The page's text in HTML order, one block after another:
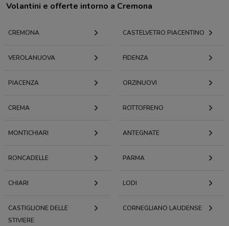
Volantini e offerte intorno a Cremona
CREMONA CASTELVETRO PIACENTINO
VEROLANUOVA FIDENZA
PIACENZA ORZINUOVI
CREMA ROTTOFRENO
MONTICHIARI ANTEGNATE
RONCADELLE PARMA
CHIARI LODI
CASTIGLIONE DELLE
STIVIERE
CORNEGLIANO LAUDENSE